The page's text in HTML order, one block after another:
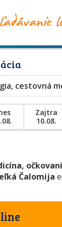
cestovná
Zajtra
10.08.
Čalomija